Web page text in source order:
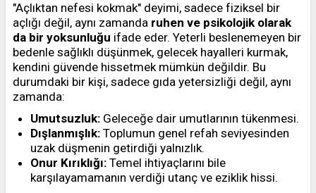
"Açlıktan nefesi kokmak" deyimi, sadece fiziksel bir
açlığı değil, aynı zamanda ruhen ve psikolojik olarak
da bir yoksunluğu ifade eder. Yeterli beslenemeyen bir
bedenle sağlıklı düşünmek, gelecek hayalleri kurmak,
kendini güvende hissetmek mümkün değildir. Bu
durumdaki bir kişi, sadece gıda yetersizliği değil, aynı
zamanda:
Umutsuzluk: Geleceğe dair umutlarının tükenmesi.
Dışlanmışlık: Toplumun genel refah seviyesinden
uzak düşmenin getirdiği yalnızlık.
Onur Kırıklığı: Temel ihtiyaçlarını bile
karşılayamamanın verdiği utanç ve eziklik hissi.